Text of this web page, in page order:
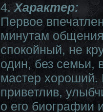
4.Характер:
Первое
минутам
спокойный, не
один, без семьи,
мастер
приветлив,
о его биографии